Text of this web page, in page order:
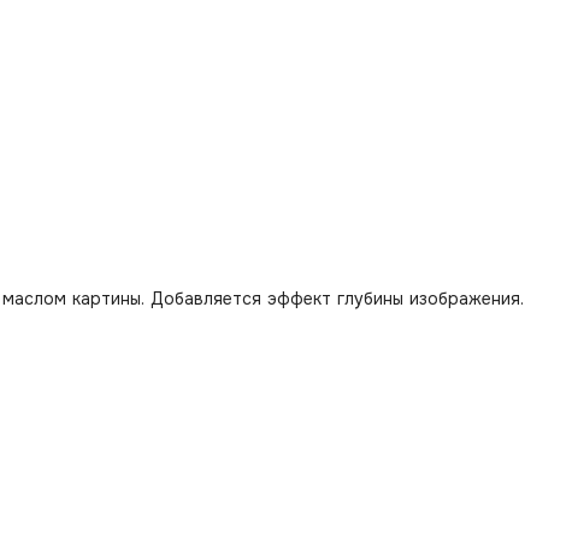
картины. Добавляется эффект глубины изображения.